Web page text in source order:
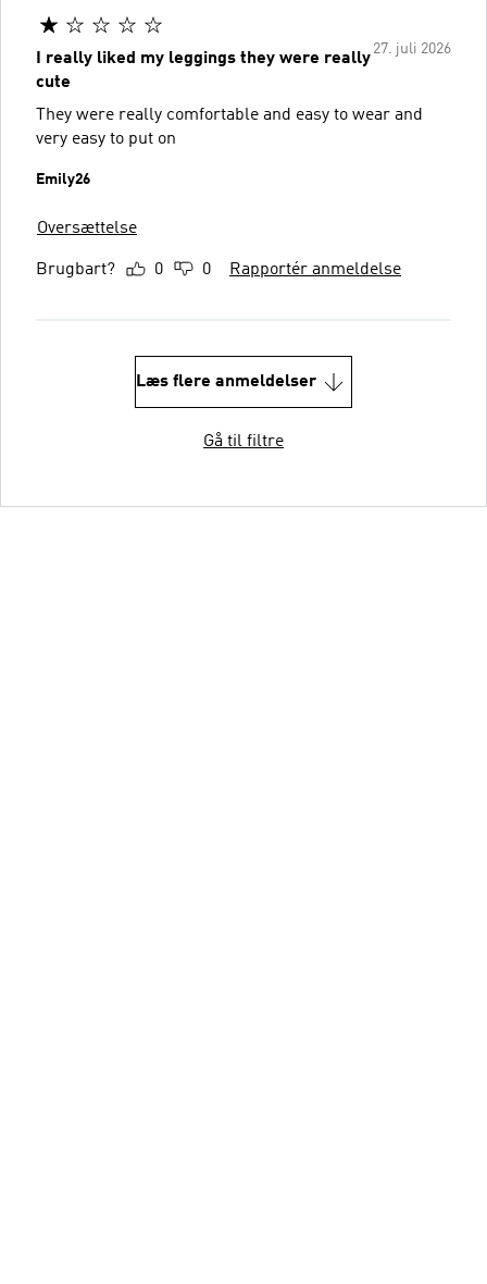
27. juli 2026
I really liked my leggings they were really
cute
They were really comfortable and easy to wear and
very easy to put on
Emily26
Oversættelse
Brugbart? 0 0 Rapportér anmeldelse
Læs flere anmeldelser
Gå til filtre